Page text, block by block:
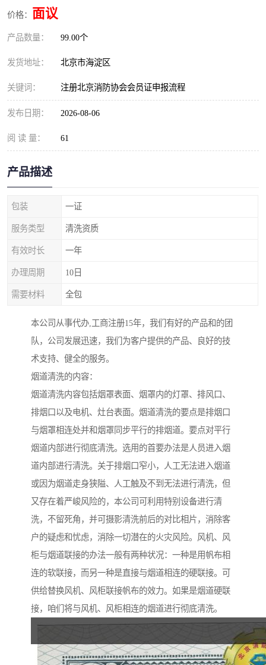
价格： 面议
产品数量： 99.00个
发货地址： 北京市海淀区
关键词： 注册北京消防协会会员证申报流程
发布日期： 2026-08-06
阅 读 量： 61
产品描述
包装 一证
服务类型 清洗资质
有效时长 一年
办理周期 10日
需要材料 全包
本公司从事代办,工商注册15年，我们有好的产品和的团
队，公司发展迅速，我们为客户提供的产品、良好的技
术支持、健全的服务。
烟道清洗的内容：
烟道清洗内容包括烟罩表面、烟罩内的灯罩、排风口、
排烟口以及电机、灶台表面。烟道清洗的要点是排烟口
与烟罩相连处并和烟罩同步平行的排烟道。要点对平行
烟道内部进行彻底清洗。选用的首要办法是人员进入烟
道内部进行清洗。关于排烟口窄小，人工无法进入烟道
或因为烟道走身狭隘、人工触及不到无法进行清洗，但
又存在着严峻风险的，本公司可利用特别设备进行清
洗，不留死角，并可摄影清洗前后的对比相片，消除客
户的疑虑和忧虑，消除一切潜在的火灾风险。风机、风
柜与烟道联接的办法一般有两种状况：一种是用帆布相
连的软联接，而另一种是直接与烟道相连的硬联接。可
供给替换风机、风柜联接帆布的效力。如果是烟道硬联
接，咱们将与风机、风柜相连的烟道进行彻底清洗。